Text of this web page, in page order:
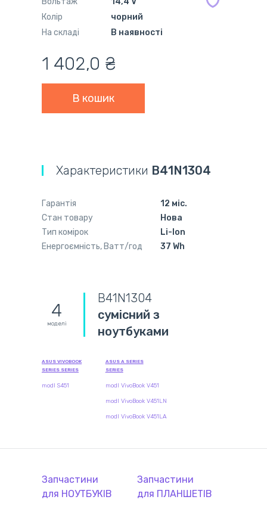
Колір
чорний
На складі
В наявності
1 402,0 ₴
Характеристики B41N1304
Гарантія
12 міс.
Стан товару
Нова
Тип комірок
Li-Ion
Енергоємність, Ватт/год
37 Wh
4
моделі
B41N1304
сумісний з
ноутбуками
ASUS VIVOBOOK
SERIES SERIES
modl S451
ASUS A SERIES
SERIES
modl VivoBook V451
modl VivoBook V451LN
modl VivoBook V451LA
Запчастини
для НОУТБУКІВ
Запчастини
для ПЛАНШЕТІВ